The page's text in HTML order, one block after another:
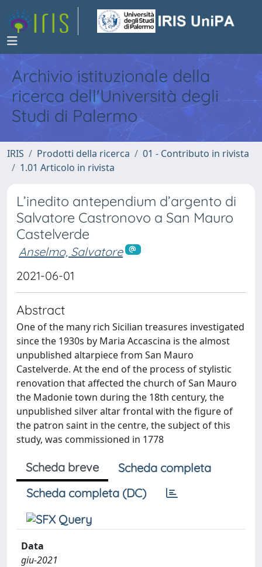
Archivio istituzionale della
ricerca dell'Università degli
Studi di Palermo
IRIS Prodotti della ricerca
01 - Contributo in rivista
1.01 Articolo in rivista
L’inedito antependium d’argento di
Salvatore Castronovo a San Mauro
Castelverde
Anselmo, Salvatore
2021-06-01
Abstract
One of the many rich Sicilian treasures investigated
since the 1930s by Maria Accascina is the almost
unpublished altarpiece from San Mauro
Castelverde. At the end of the process of stylistic
renovation that affected the church of San Mauro
the Madonie town during the 18th century, the
unpublished silver altar frontal with the figure of
the patron saint in the centre, the subject of this
study, was commissioned in 1778
Scheda breve
Scheda completa
Scheda completa (DC)
Data
giu-2021